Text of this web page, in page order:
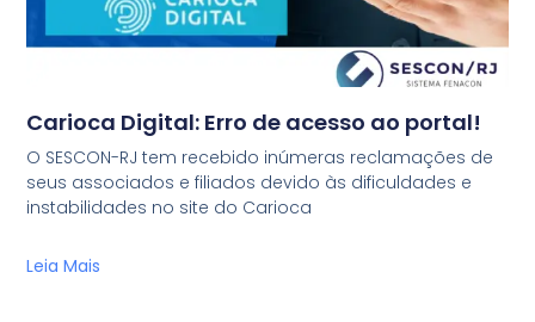
Carioca Digital: Erro de acesso ao portal!
O SESCON-RJ tem recebido inúmeras reclamações de
seus associados e filiados devido às dificuldades e
instabilidades no site do Carioca
Leia Mais